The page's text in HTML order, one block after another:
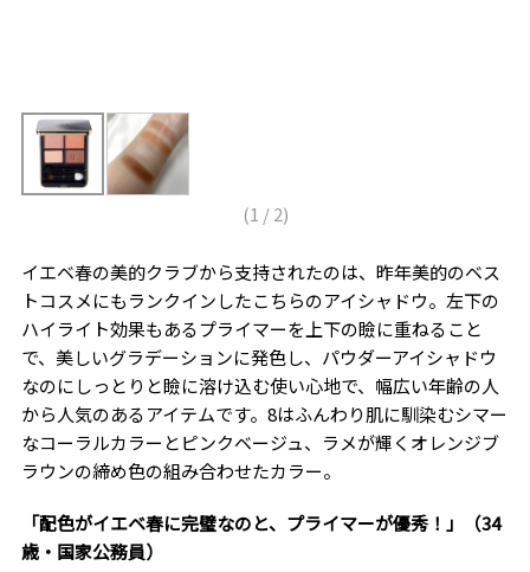
(1 /2)
イエベ春の美的クラブから支持されたのは、昨年美的のベス
トコスメにもランクインしたこちらのアイシャドウ。左下の
ハイライト効果もあるプライマーを上下の瞼に重ねること
で、美しいグラデーションに発色し、パウダーアイシャドウ
なのにしっとりと瞼に溶け込む使い心地で、幅広い年齢の人
から人気のあるアイテムです。8はふんわり肌に馴染むシマー
なコーラルカラーとピンクベージュ、ラメが輝くオレンジブ
ラウンの締め色の組み合わせたカラー。
「配色がイエベ春に完璧なのと、プライマーが優秀！」（34
歳・国家公務員）